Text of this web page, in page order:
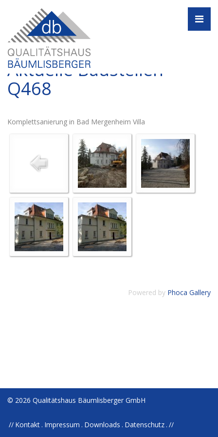
Aktuelle Baustellen -
Q468
Komplettsanierung in Bad Mergenheim Villa
Powered by Phoca Gallery
© 2026 Qualitätshaus Bäumlisberger GmbH
Kontakt Impressum Downloads Datenschutz //